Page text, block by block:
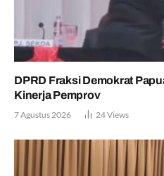
DPRD Fraksi Demokrat
Kinerja Pemprov
7 Agustus 2026 24Views